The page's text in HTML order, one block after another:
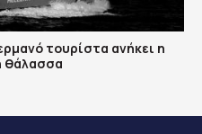
τουρίστα ανήκει η
θάλασσα